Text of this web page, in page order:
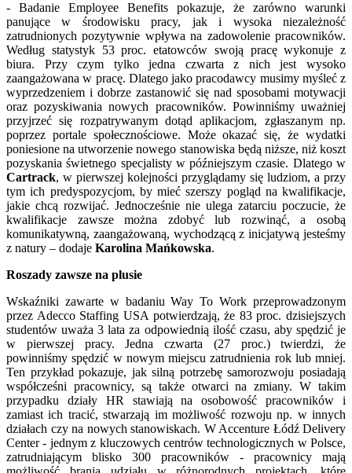
- Badanie Employee Benefits pokazuje, że zarówno warunki
panujące w środowisku pracy, jak i wysoka niezależność
zatrudnionych pozytywnie wpływa na zadowolenie pracowników.
Według statystyk 53 proc. etatowców swoją pracę wykonuje z
biura. Przy czym tylko jedna czwarta z nich jest wysoko
zaangażowana w pracę. Dlatego jako pracodawcy musimy myśleć z
wyprzedzeniem i dobrze zastanowić się nad sposobami motywacji
oraz pozyskiwania nowych pracowników. Powinniśmy uważniej
przyjrzeć się rozpatrywanym dotąd aplikacjom, zgłaszanym np.
poprzez portale społecznościowe. Może okazać się, że wydatki
poniesione na utworzenie nowego stanowiska będą niższe, niż koszt
pozyskania świetnego specjalisty w późniejszym czasie. Dlatego w
Cartrack, w pierwszej kolejności przyglądamy się ludziom, a przy
tym ich predyspozycjom, by mieć szerszy pogląd na kwalifikacje,
jakie chcą rozwijać. Jednocześnie nie ulega zatarciu poczucie, że
kwalifikacje zawsze można zdobyć lub rozwinąć, a osobą
komunikatywną, zaangażowaną, wychodzącą z inicjatywą jesteśmy
z natury – dodaje Karolina Mańkowska.
Roszady zawsze na plusie
Wskaźniki zawarte w badaniu Way To Work przeprowadzonym
przez Adecco Staffing USA potwierdzają, że 83 proc. dzisiejszych
studentów uważa 3 lata za odpowiednią ilość czasu, aby spędzić je
w pierwszej pracy. Jedna czwarta (27 proc.) twierdzi, że
powinniśmy spędzić w nowym miejscu zatrudnienia rok lub mniej.
Ten przykład pokazuje, jak silną potrzebę samorozwoju posiadają
współcześni pracownicy, są także otwarci na zmiany. W takim
przypadku działy HR stawiają na osobowość pracowników i
zamiast ich tracić, stwarzają im możliwość rozwoju np. w innych
działach czy na nowych stanowiskach. W Accenture Łódź Delivery
Center - jednym z kluczowych centrów technologicznych w Polsce,
zatrudniającym blisko 300 pracowników - pracownicy mają